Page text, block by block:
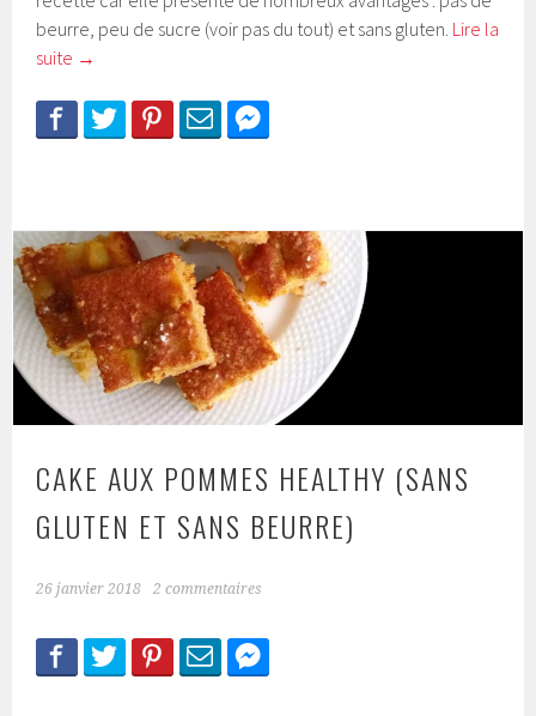
beurre, peu de sucre (voir pas du tout) et sans gluten. Lire la
suite →
CAKE AUX POMMES HEALTHY (SANS
GLUTEN ET SANS BEURRE)
26 janvier 2018 2 commentaires